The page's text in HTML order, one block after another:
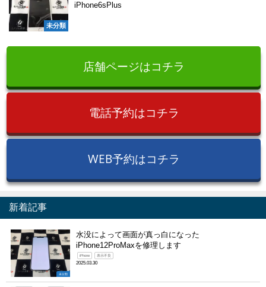
未分類
iPhone6sPlus
店舗ページはコチラ
電話予約はコチラ
WEB予約はコチラ
新着記事
未分類
水没によって画面が真っ白になった
iPhone12ProMaxを修理します
iPhone 表示不良
2025.03.30